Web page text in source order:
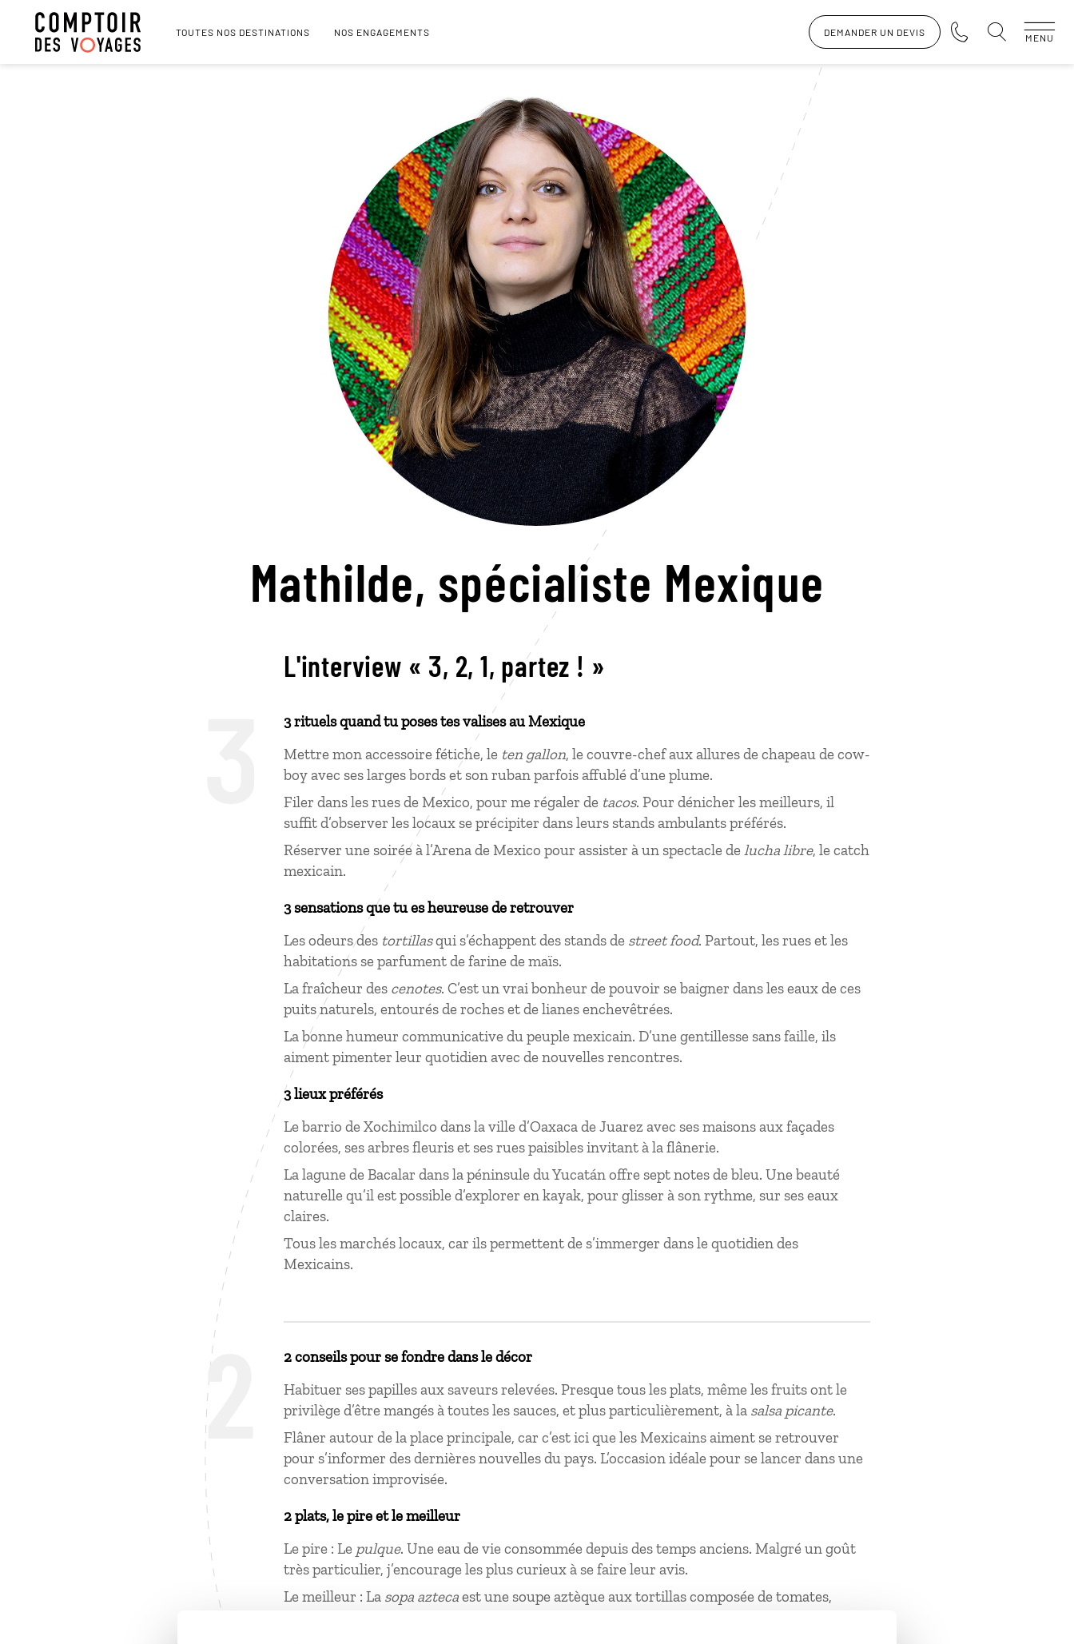
TOUTES NOS DESTINATIONS NOS ENGAGEMENTS DEMANDER UN DEVIS MENU
Mathilde, spécialiste Mexique
L'interview « 3, 2, 1, partez ! »
3 rituels quand tu poses tes valises au Mexique
Mettre mon accessoire fétiche, le ten gallon, le couvre-chef aux allures de chapeau de cow-
boy avec ses larges bords et son ruban parfois affublé d’une plume.
Filer dans les rues de Mexico, pour me régaler de tacos. Pour dénicher les meilleurs, il
suffit d’observer les locaux se précipiter dans leurs stands ambulants préférés.
Réserver une soirée à l’Arena de Mexico pour assister à un spectacle de lucha libre, le catch
mexicain.
3 sensations que tu es heureuse de retrouver
Les odeurs des tortillasqui s’échappent des stands de street food. Partout, les rues et les
habitations se parfument de farine de maïs.
La fraîcheur des cenotes. C’est un vrai bonheur de pouvoir se baigner dans les eaux de ces
puits naturels, entourés de roches et de lianes enchevêtrées.
La bonne humeur communicative du peuple mexicain. D’une gentillesse sans faille, ils
aiment pimenter leur quotidien avec de nouvelles rencontres.
3 lieux préférés
Le barrio de Xochimilco dans la ville d’Oaxaca de Juarez avec ses maisons aux façades
colorées, ses arbres fleuris et ses rues paisibles invitant à la flânerie.
La lagune de Bacalar dans la péninsule du Yucatán offre sept notes de bleu. Une beauté
naturelle qu’il est possible d’explorer en kayak, pour glisser à son rythme, sur ses eaux
claires.
Tous les marchés locaux, car ils permettent de s’immerger dans le quotidien des
Mexicains.
2
2 conseils pour se fondre dans le décor
Habituer ses papilles aux saveurs relevées. Presque tous les plats, même les fruits ont le
privilège d’être mangés à toutes les sauces, et plus particulièrement, à la salsa picante.
Flâner autour de la place principale, car c’est ici que les Mexicains aiment se retrouver
pour s’informer des dernières nouvelles du pays. L’occasion idéale pour se lancer dans une
conversation improvisée.
2 plats, le pire et le meilleur
Le pire : Le pulque. Une eau de vie consommée depuis des temps anciens. Malgré un goût
très particulier, j’encourage les plus curieux à se faire leur avis.
Le meilleur : La sopa aztecaest une soupe aztèque aux tortillas composée de tomates,